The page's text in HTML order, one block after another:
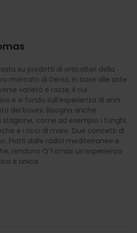
su prodotti di orticoltori della
mercato di Dénia, in base alle aste
varietà e razze, il cui
e si fonda sull’esperienza di anni
dei bovini. Bisogna anche
stagione, come ad esempio i funghi,
e i ricci di mare. Due concetti di
Piatti dalle radici mediterranee e
rendono Q’Tomas un’esperienza
e unica.